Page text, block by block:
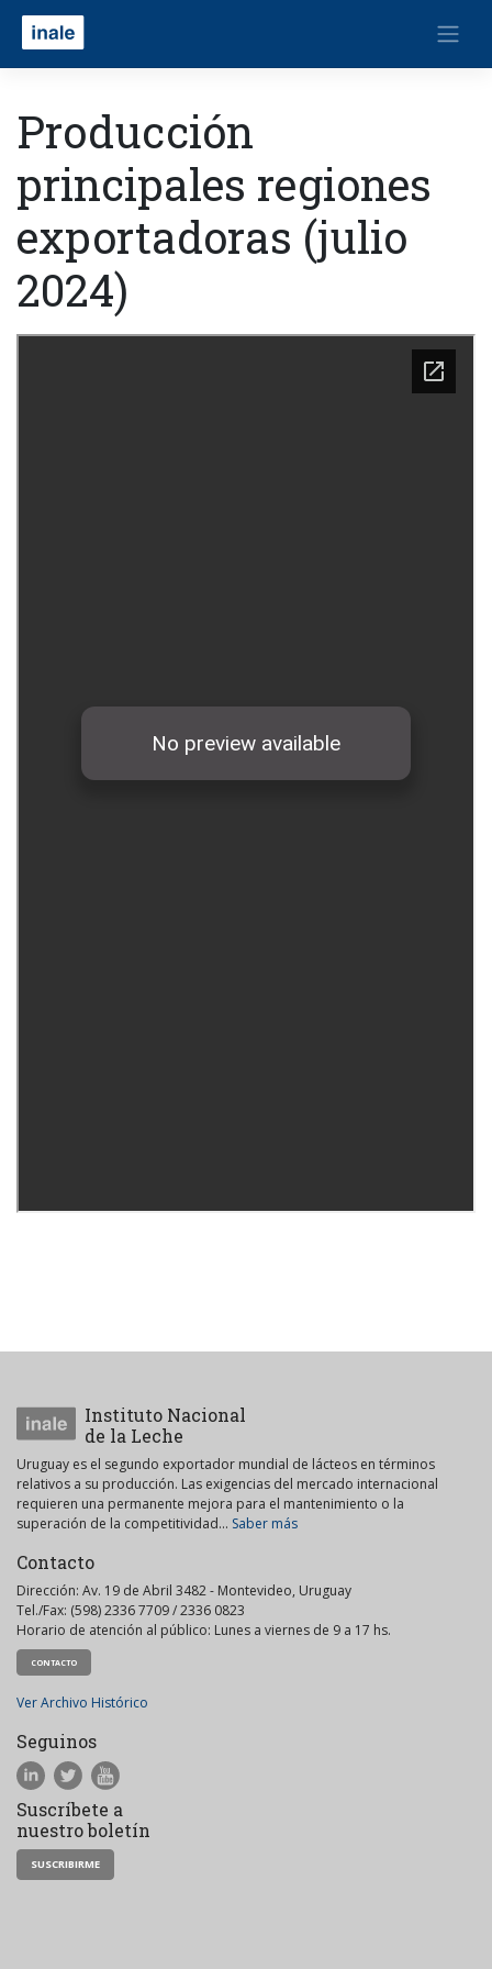
Producción
principales regiones
exportadoras (julio
2024)
Instituto Nacional
de la Leche
Uruguay es el segundo exportador mundial de lácteos en términos
relativos a su producción. Las exigencias del mercado internacional
requieren una permanente mejora para el mantenimiento o la
superación de la competitividad... Saber más
Contacto
Dirección: Av. 19 de Abril 3482 - Montevideo, Uruguay
Tel./Fax: (598) 2336 7709 / 2336 0823
Horario de atención al público: Lunes a viernes de 9 a 17 hs.
CONTACTO
Ver Archivo Histórico
Seguinos
Suscríbete a
nuestro boletín
SUSCRIBIRME